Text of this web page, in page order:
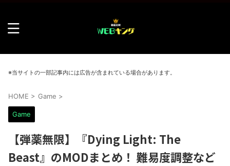
※当サイトの一部記事内には広告が含まれている場合があります。
HOME > Game >
Game
【弾薬無限】『Dying Light: The
Beast』のMODまとめ！ 難易度調整など